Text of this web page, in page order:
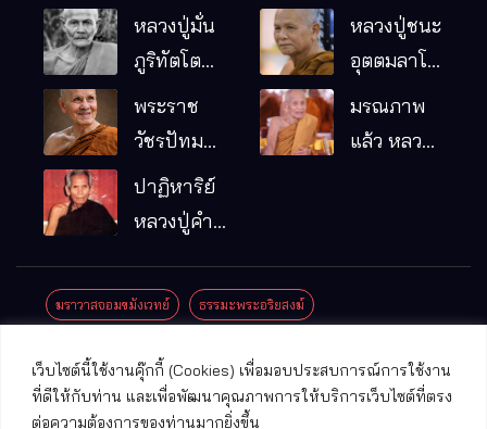
เว็บไซต์นี้ใช้งานคุ๊กกี้ (Cookies) เพื่อมอบประสบการณ์การใช้งาน
ที่ดีให้กับท่าน และเพื่อพัฒนาคุณภาพการให้บริการเว็บไซต์ที่ตรง
ต่อความต้องการของท่านมากยิ่งขึ้น
หลวงปู่มั่น
ภูริทัตโต
พระอริยเจ้า
ผู้เป็นบิดา
รมฐาน
หลวงปู่ชนะ
อุตตมลาโภ
หมากอื๋อ
พระราช
วัชรปัทม
คุณ (หลวง
ปู่บัวเกตุ
แล้ว วัดป่า
อ.แม่ริม
จ.เชียงใหม่
มรณภาพ
แล้ว หลวง
ปาฏิหาริย์
หลวงปู่คำ
มณี
ฆราวาสจอมขมังเวทย์ ธรรมะพระอริยสงฆ์
ปาฏิหาริย์พระเครื่อง